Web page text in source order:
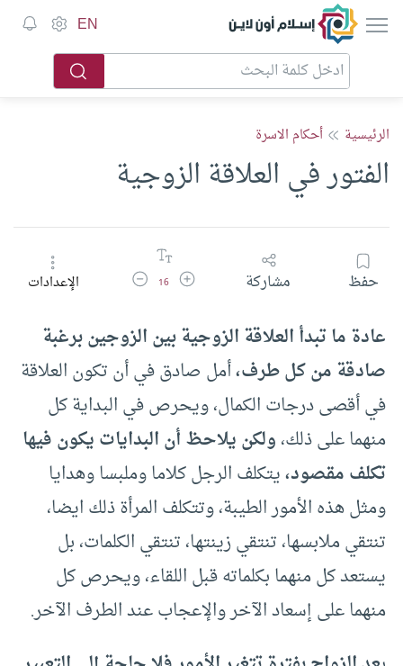
إسلام أون لاين EN
الرئيسية أحكام الاسرة
الفتور في العلاقة الزوجية
حفظ مشاركة زيادة حجم الخط
16 تقليل حجم الخطالإعدادات
عادة ما تبدأ العلاقة الزوجية بين الزوجين برغبة
صادقة من كل طرف،أمل صادق في أن تكون العلاقة
في أقصى درجات الكمال، ويحرص في البداية كل
منهما على ذلك،ولكن يلاحظ أن البدايات يكون فيها
تكلف مقصود،يتكلف الرجل كلاما وملبسا وهدايا
ومثل هذه الأمور الطيبة، وتتكلف المرأة ذلك ايضا،
تنتقي ملابسها، تنتقي زينتها، تنتقي الكلمات، بل
يستعد كل منهما بكلماته قبل اللقاء، ويحرص كل
منهما على إسعاد الآخر والإعجاب عند الطرف الآخر.